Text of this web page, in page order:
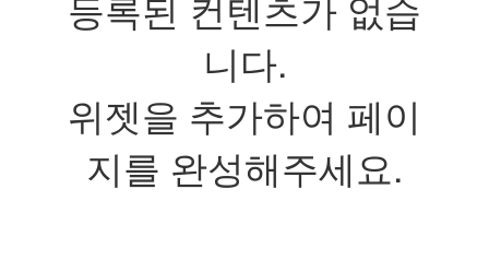
니다.
위젯을 추가하여 페이
지를 완성해주세요.